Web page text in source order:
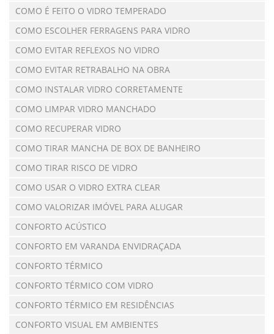
COMO É FEITO O VIDRO TEMPERADO
COMO ESCOLHER FERRAGENS PARA VIDRO
COMO EVITAR REFLEXOS NO VIDRO
COMO EVITAR RETRABALHO NA OBRA
COMO INSTALAR VIDRO CORRETAMENTE
COMO LIMPAR VIDRO MANCHADO
COMO RECUPERAR VIDRO
COMO TIRAR MANCHA DE BOX DE BANHEIRO
COMO TIRAR RISCO DE VIDRO
COMO USAR O VIDRO EXTRA CLEAR
COMO VALORIZAR IMÓVEL PARA ALUGAR
CONFORTO ACÚSTICO
CONFORTO EM VARANDA ENVIDRAÇADA
CONFORTO TÉRMICO
CONFORTO TÉRMICO COM VIDRO
CONFORTO TÉRMICO EM RESIDÊNCIAS
CONFORTO VISUAL EM AMBIENTES